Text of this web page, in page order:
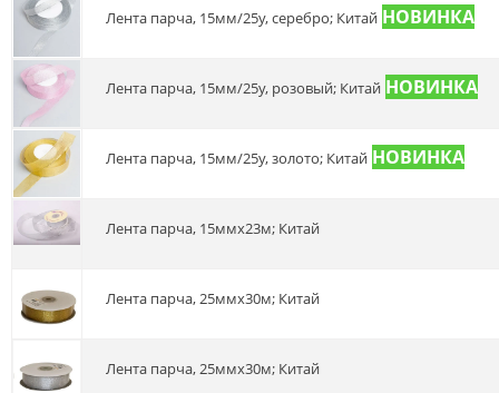
Лента парча, 15мм/25у, серебро; Китай
Лента парча, 15мм/25у, розовый; Китай
Лента парча, 15мм/25у, золото; Китай
Лента парча, 15ммх23м; Китай
Лента парча, 25ммх30м; Китай
Лента парча, 25ммх30м; Китай